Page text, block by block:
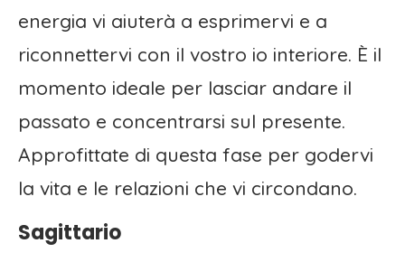
energia vi aiuterà a esprimervi e a
riconnettervi con il vostro io interiore. È il
momento ideale per lasciar andare il
passato e concentrarsi sul presente.
Approfittate di questa fase per godervi
la vita e le relazioni che vi circondano.
Sagittario